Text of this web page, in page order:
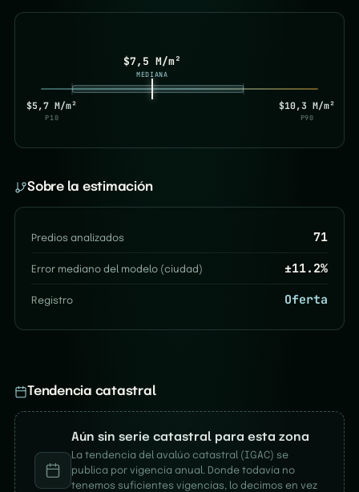
$5,7 M/m²
P10
$7,5 M/m²
MEDIANA
$10,3 M/m²
P90
Sobre la estimación
Predios analizados 71
Error mediano del modelo (ciudad) ±11.2%
Registro Oferta
Tendencia catastral
Aún sin serie catastral para esta zona
La tendencia del avalúo catastral (IGAC) se
publica por vigencia anual. Donde todavía no
tenemos suficientes vigencias, lo decimos en vez